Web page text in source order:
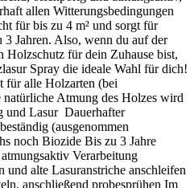
allen Witterungsbedingungen
für bis zu 4 m² und sorgt für
Jahren. Also, wenn du auf der
Holzschutz für dein Zuhause bist,
Spray die ideale Wahl für dich!
für alle Holzarten (bei
Atmung des Holzes wird
und Lasur Dauerhafter
(ausgenommen
noch Biozide Bis zu 3 Jahre
Verarbeitung
alte Lasuranstriche anschleifen
anschließend probesprühen Im